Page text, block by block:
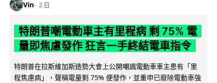
Vin 2 日
特朗普嘲電動車主有里程病 剩 75% 電
量即焦慮發作 狂言一手終結電車指令
特朗普在拉斯維加斯造勢大會上公開嘲諷電動車車主患有「里
程焦慮病」，聲稱電量剩 75% 便發作，並重申已廢除電動車強